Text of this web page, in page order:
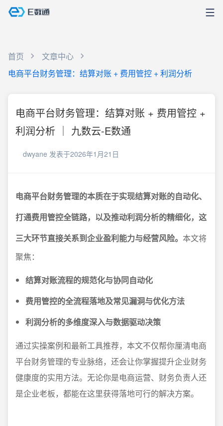
首页
文章中心
电商平台财务管理：结算对账 + 费用管控 + 利润分析
电商平台财务管理：结算对账 + 费用管控 +
利润分析 ｜ 九数云-E数通
dwyane 发表于2026年1月21日
电商平台财务管理的本质在于实现结算对账的自动化、
打通费用管控全链路，以及推动利润分析的精细化，这
三大环节直接关系到企业盈利能力与经营风险。 本文将
聚焦：
结算对账流程的规范化与协同自动化
费用管控的全流程落地及常见漏洞与优化方法
利润分析的多维度深入与数据驱动决策
通过实操案例和最新工具推荐，本文不仅帮你厘清电商
平台财务管理的专业脉络，还会让你掌握提升企业财务
健康度的实用方法。无论你是电商运营、财务负责人还
是企业老板，都能在这里获得落地可行的解决方案。